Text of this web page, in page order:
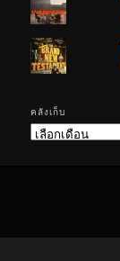
คลังเก็บ
คลัง